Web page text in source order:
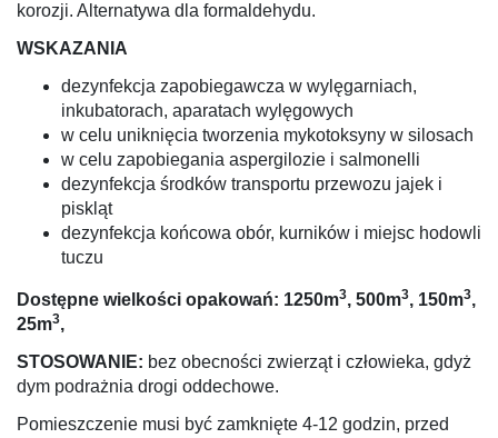
korozji. Alternatywa dla formaldehydu.
WSKAZANIA
dezynfekcja zapobiegawcza w wylęgarniach,
inkubatorach, aparatach wylęgowych
w celu uniknięcia tworzenia mykotoksyny w silosach
w celu zapobiegania aspergilozie i salmonelli
dezynfekcja środków transportu przewozu jajek i
piskląt
dezynfekcja końcowa obór, kurników i miejsc hodowli
tuczu
Dostępne wielkości opakowań: 1250m3, 500m3, 150m3,
25m3,
STOSOWANIE: bez obecności zwierząt i człowieka, gdyż
dym podrażnia drogi oddechowe.
Pomieszczenie musi być zamknięte 4-12 godzin, przed